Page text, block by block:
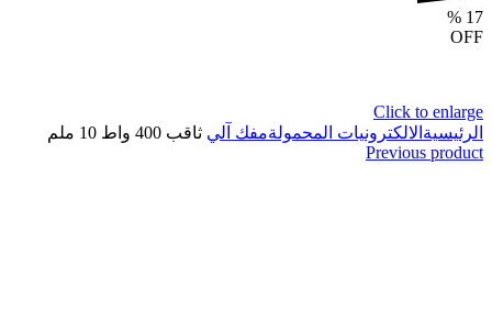
17
%
OFF
Click to enlarge
الرئيسية الالكترونيات المحمولةمفك آلي ثاقب 400 واط 10 ملم
Previous product